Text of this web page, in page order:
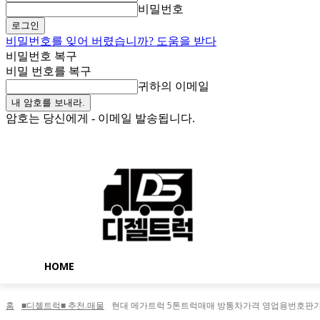
비밀번호
비밀번호를 잊어 버렸습니까? 도움을 받다
비밀번호 복구
비밀 번호를 복구
귀하의 이메일
암호는 당신에게 - 이메일 발송됩니다.
HOME
홈 ■디젤트럭■ 추천.매물 현대 메가트럭 5톤트럭매매 방통차가격 영업용번호판